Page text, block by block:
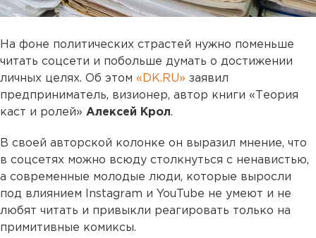
На фоне политических страстей нужно поменьше
читать соцсети и побольше думать о достижении
личных целях. Об этом «DK.RU» заявил
предприниматель, визионер, автор книги «Теория
каст и ролей» Алексей Крол.
В своей авторской колонке он выразил мнение, что
в соцсетях можно всюду столкнуться с ненавистью,
а современные молодые люди, которые выросли
под влиянием Instagram и YouTube не умеют и не
любят читать и привыкли реагировать только на
примитивные комиксы.